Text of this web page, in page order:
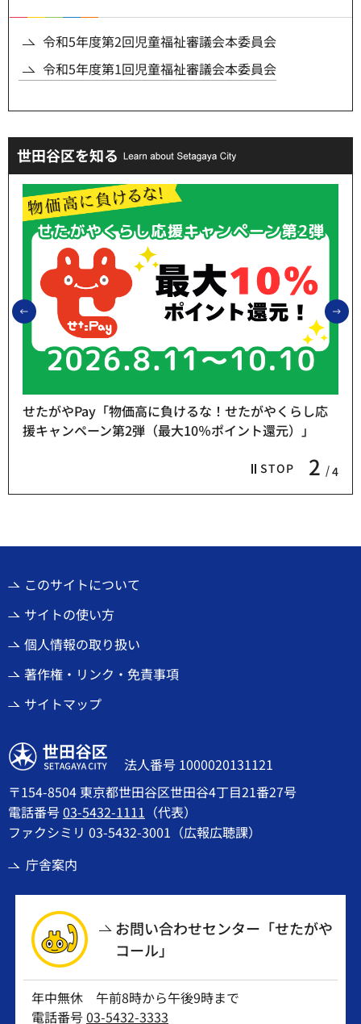
令和5年度第2回児童福祉審議会本委員会
令和5年度第1回児童福祉審議会本委員会
世田谷区を知る
前のスライドを表示
STOP 2 4
せたがやPay「物価高に負けるな！せたがやくらし応
援キャンペーン第2弾（最大10％ポイント還元）」
このサイトについて
サイトの使い方
個人情報の取り扱い
著作権・リンク・免責事項
サイトマップ
世田谷区
法人番号 1000020131121
〒154-8504 東京都世田谷区世田谷4丁目21番27号
電話番号03-5432-1111 （代表）
ファクシミリ 03-5432-3001（広報広聴課）
庁舎案内
お問い合わせセンター「せたがや
コール」
年中無休 午前8時から午後9時まで
電話番号03-5432-3333